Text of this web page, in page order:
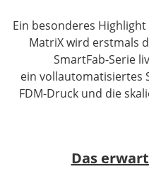
Ein besonderes
MatriX wird erstmals
SmartFab-Serie
ein vollautomatisiertes
FDM-Druck und die
Das